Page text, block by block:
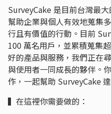
SurveyCake 是目前台灣最
幫助企業與個人有效地蒐集
行且有價值的行動。目前
100 萬名用戶，並累積蒐集
好的產品與服務，我們正在
與使用者一同成長的夥伴。
作，一起幫助 SurveyCake
▍在這裡你需要做的：